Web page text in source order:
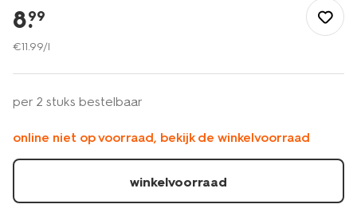
drinken/wijn/rose/foncalieu-
piquepoul-
rose-
17380021.html
8.
99
€11.99/l
per 2 stuks bestelbaar
online niet op voorraad, bekijk de winkelvoorraad
winkelvoorraad